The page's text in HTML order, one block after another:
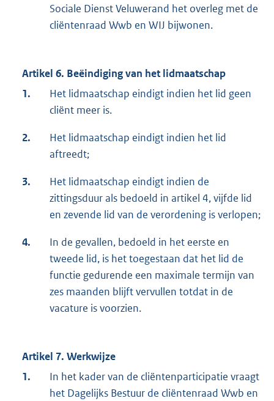
Sociale Dienst Veluwerand het overleg met de
cliëntenraad Wwb en WIJ bijwonen.
Artikel 6. Beëindiging van het lidmaatschap
1.
Het lidmaatschap eindigt indien het lid geen
cliënt meer is.
2.
Het lidmaatschap eindigt indien het lid
aftreedt;
3.
Het lidmaatschap eindigt indien de
zittingsduur als bedoeld in artikel 4, vijfde lid
en zevende lid van de verordening is verlopen;
4.
In de gevallen, bedoeld in het eerste en
tweede lid, is het toegestaan dat het lid de
functie gedurende een maximale termijn van
zes maanden blijft vervullen totdat in de
vacature is voorzien.
Artikel 7. Werkwijze
1.
In het kader van de cliëntenparticipatie vraagt
het Dagelijks Bestuur de cliëntenraad Wwb en